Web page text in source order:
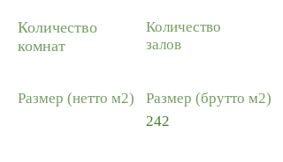
Количество
комнат
Размер (нетто м2)
Количество
залов
Размер (брутто м2)
242